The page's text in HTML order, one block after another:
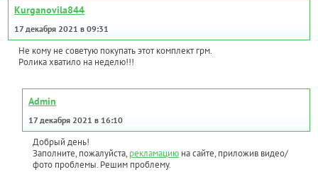
Kurganovila844
17 декабря 2021 в 09:31
Не кому не советую покупать этот комплект грм.
Ролика хватило на неделю!!!
Admin
17 декабря 2021 в 16:10
Добрый день!
Заполните, пожалуйста, рекламацию на сайте, приложив видео/
фото проблемы. Решим проблему.